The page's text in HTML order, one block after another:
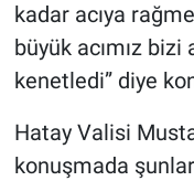
kadar acıya
büyük acımız bizi
kenetledi” diye
Hatay Valisi
konuşmada